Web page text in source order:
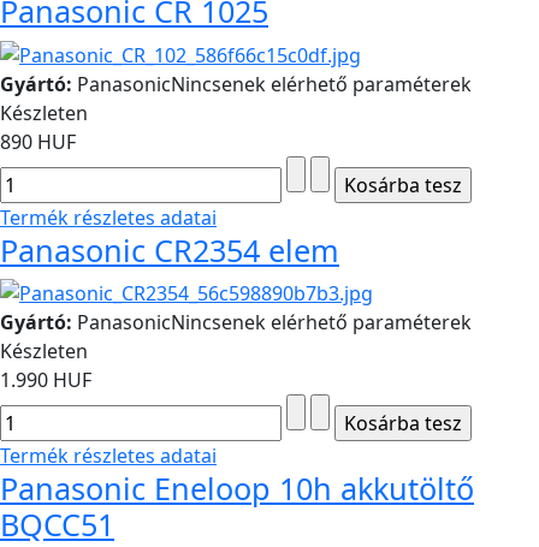
Panasonic CR 1025
Gyártó: PanasonicNincsenek elérhető paraméterek
Készleten
890 HUF
Termék részletes adatai
Panasonic CR2354 elem
Gyártó: PanasonicNincsenek elérhető paraméterek
Készleten
1.990 HUF
Termék részletes adatai
Panasonic Eneloop 10h akkutöltő
BQCC51